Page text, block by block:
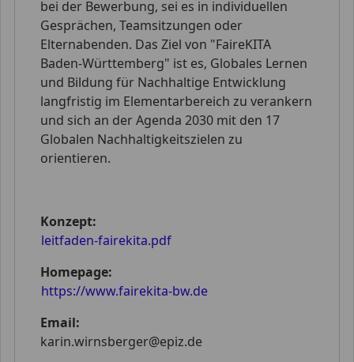
bei der Bewerbung, sei es in individuellen
Gesprächen, Teamsitzungen oder
Elternabenden. Das Ziel von "FaireKITA
Baden-Württemberg" ist es, Globales Lernen
und Bildung für Nachhaltige Entwicklung
langfristig im Elementarbereich zu verankern
und sich an der Agenda 2030 mit den 17
Globalen Nachhaltigkeitszielen zu
orientieren.
Konzept:
leitfaden-fairekita.pdf
Homepage:
https://www.fairekita-bw.de
Email:
karin.wirnsberger@epiz.de